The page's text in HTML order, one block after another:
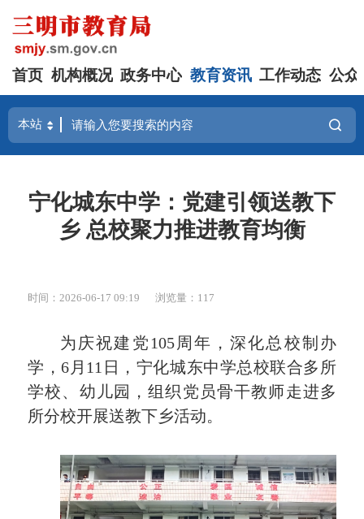
首页 机构概况 政务中心 教育资讯 工作动态 公众
宁化城东中学：党建引领送教下
乡 总校聚力推进教育均衡
时间：2026-06-17 09:19 浏览量：117
为庆祝建党105周年，深化总校制办
学，6月11日，宁化城东中学总校联合多所
学校、幼儿园，组织党员骨干教师走进多
所分校开展送教下乡活动。